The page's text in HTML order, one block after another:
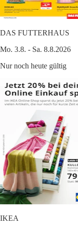
DAS FUTTERHAUS
Mo. 3.8. - Sa. 8.8.2026
Nur noch heute gültig
IKEA